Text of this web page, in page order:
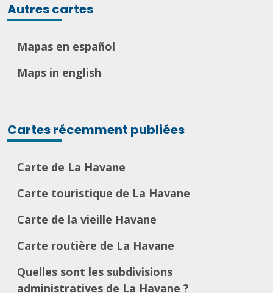
Autres cartes
Mapas en español
Maps in english
Cartes récemment publiées
Carte de La Havane
Carte touristique de La Havane
Carte de la vieille Havane
Carte routière de La Havane
Quelles sont les subdivisions
administratives de La Havane ?